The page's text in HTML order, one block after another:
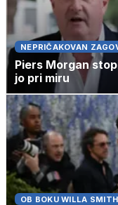
NEPRIČAKOVAN
Piers Morgan
jo pri miru
OB BOKU WILLA